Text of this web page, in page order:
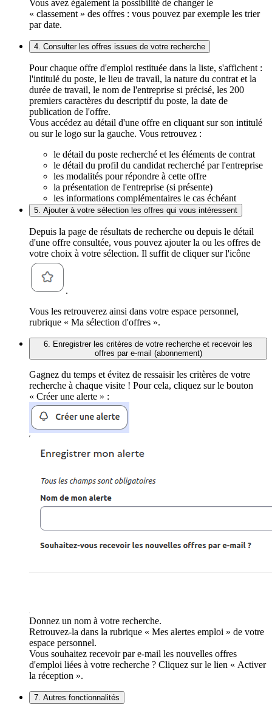
Vous avez également la possibilité de changer le
« classement » des offres : vous pouvez par exemple les trier
par date.
4. Consulter les offres issues de votre recherche
Pour chaque offre d'emploi restituée dans la liste, s'affichent :
l'intitulé du poste, le lieu de travail, la nature du contrat et la
durée de travail, le nom de l'entreprise si précisé, les 200
premiers caractères du descriptif du poste, la date de
publication de l'offre.
Vous accédez au détail d'une offre en cliquant sur son intitulé
ou sur le logo sur la gauche. Vous retrouvez :
le détail du poste recherché et les éléments de contrat
le détail du profil du candidat recherché par l'entreprise
les modalités pour répondre à cette offre
la présentation de l'entreprise (si présente)
les informations complémentaires le cas échéant
5. Ajouter à votre sélection les offres qui vous intéressent
Depuis la page de résultats de recherche ou depuis le détail
d'une offre consultée, vous pouvez ajouter la ou les offres de
votre choix à votre sélection. Il suffit de cliquer sur l'icône
.
Vous les retrouverez ainsi dans votre espace personnel,
rubrique « Ma sélection d'offres ».
6. Enregistrer les critères de votre recherche et recevoir les
offres par e-mail (abonnement)
Gagnez du temps et évitez de ressaisir les critères de votre
recherche à chaque visite ! Pour cela, cliquez sur le bouton
« Créer une alerte » :
Donnez un nom à votre recherche.
Retrouvez-la dans la rubrique « Mes alertes emploi » de votre
espace personnel.
Vous souhaitez recevoir par e-mail les nouvelles offres
d'emploi liées à votre recherche ? Cliquez sur le lien « Activer
la réception ».
7. Autres fonctionnalités